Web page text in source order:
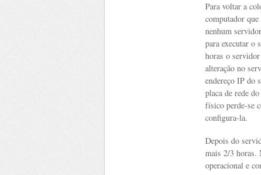
Para voltar a
computador que
nenhum
para executar o
horas o
alteração no
endereço IP do
placa de rede
físico perde-se
configura-la.
Depois do
mais 2/3 horas.
operacional e